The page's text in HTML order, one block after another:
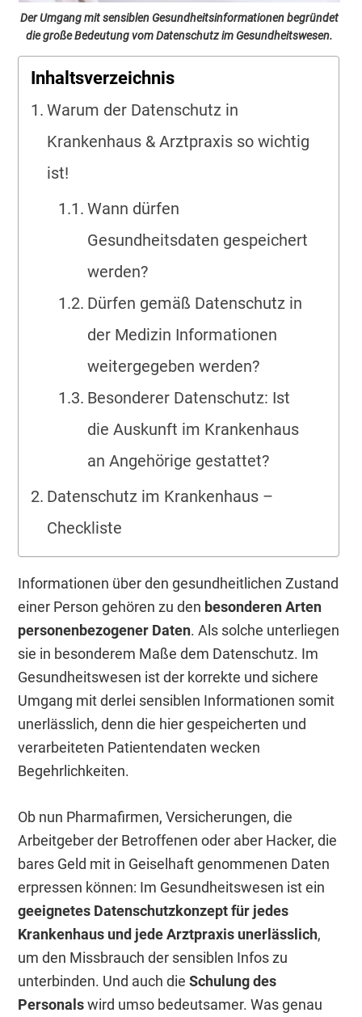
Der Umgang mit sensiblen Gesundheitsinformationen begründet
die große Bedeutung vom Datenschutz im Gesundheitswesen.
Inhaltsverzeichnis
Warum der Datenschutz in
Krankenhaus & Arztpraxis so wichtig
ist!
Wann dürfen
Gesundheitsdaten gespeichert
werden?
Dürfen gemäß Datenschutz in
der Medizin Informationen
weitergegeben werden?
Besonderer Datenschutz: Ist
die Auskunft im Krankenhaus
an Angehörige gestattet?
Datenschutz im Krankenhaus –
Checkliste
Informationen über den gesundheitlichen Zustand
einer Person gehören zu den besonderen Arten
personenbezogener Daten. Als solche unterliegen
sie in besonderem Maße dem Datenschutz. Im
Gesundheitswesen ist der korrekte und sichere
Umgang mit derlei sensiblen Informationen somit
unerlässlich, denn die hier gespeicherten und
verarbeiteten Patientendaten wecken
Begehrlichkeiten.
Ob nun Pharmafirmen, Versicherungen, die
Arbeitgeber der Betroffenen oder aber Hacker, die
bares Geld mit in Geiselhaft genommenen Daten
erpressen können: Im Gesundheitswesen ist ein
geeignetes Datenschutzkonzept für jedes
Krankenhaus und jede Arztpraxis unerlässlich,
um den Missbrauch der sensiblen Infos zu
unterbinden. Und auch dieSchulung des
Personalswird umso bedeutsamer. Was genau